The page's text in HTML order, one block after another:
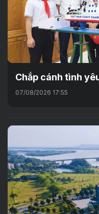
Chắp cánh tình
07/08/2026 17:55